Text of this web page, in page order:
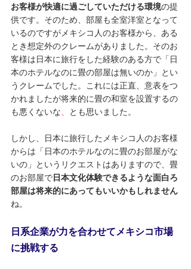
お客様が快適に過ごしていただける環境の提
供です。そのため、部屋も全室洋室となって
いるのですがメキシコ人のお客様から、ある
とき想定外のクレームがありました。そのお
客様は日本に旅行をした経験のある方で「日
本のホテルなのに畳の部屋は無いのか」とい
うクレームでした。これには正直、意表をつ
かれましたが将来的に畳の和室を設置するの
も悪くないな、 とも思いました。
しかし、日本に旅行したメキシコ人のお客様
からは「日本のホテルなのに畳のお部屋がな
いの」というリクエストはありますので、畳
のお部屋で日本文化体験できるような面白ろ
部屋は将来的にあってもいいかもしれません
ね。
日系企業が力を合わせてメキシコ市場
に挑戦する